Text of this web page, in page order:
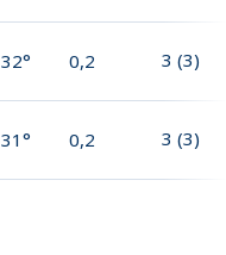
32° 0,2 3 (3)
31° 0,2 3 (3)